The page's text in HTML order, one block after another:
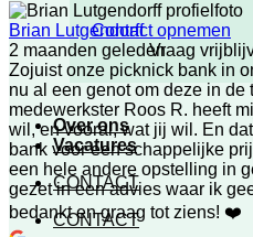
Contact opnemen
Vraag
Over ons
Vacatures
CONTACT
CONTACT
Brian Lutgendorff
2 maanden geleden
Zojuist onze picknick bank in
nu al een genot om deze in de
medewerkster Roos R. heeft
wil, en vooral, wat jij wil. En
bank voor een schappelijke
een hele andere opstelling in
gezet in een advies waar ik
bedankt en graag tot ziens! ❤️